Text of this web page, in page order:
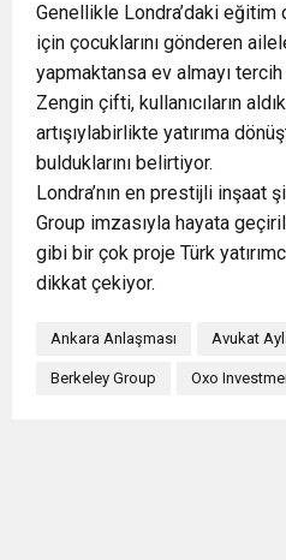
Genellikle Londra’daki eğitim
için çocuklarını gönderen
yapmaktansa ev almayı
Zengin çifti, kullanıcıların
artışıylabirlikte yatırıma
bulduklarını belirtiyor.
Londra’nın en prestijli inşaat
Group imzasıyla hayata
gibi bir çok proje Türk
dikkat çekiyor.
Ankara Anlaşması Avukat
Berkeley Group Oxo